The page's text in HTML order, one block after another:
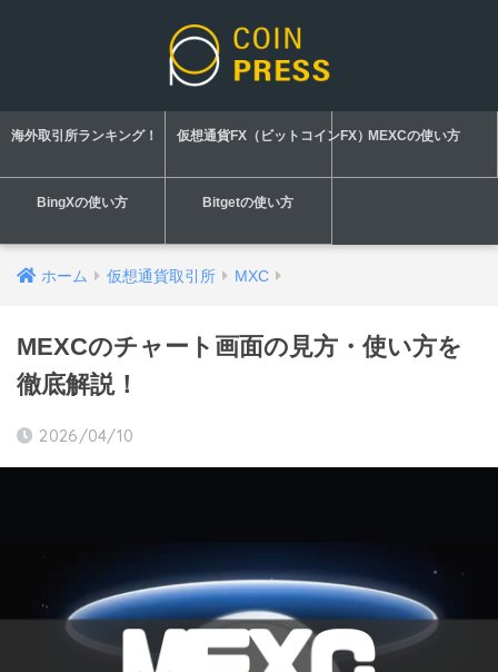
海外取引所ランキング！ 仮想通貨FX（ビットコインFX）MEXCの使い方
BingXの使い方 Bitgetの使い方
ホーム 仮想通貨取引所 MXC
MEXCのチャート画面の見方・使い方を
徹底解説！
2026/04/10